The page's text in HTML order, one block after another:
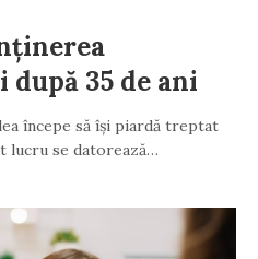
35 de ani
începe să își piardă treptat
lucru se datorează…